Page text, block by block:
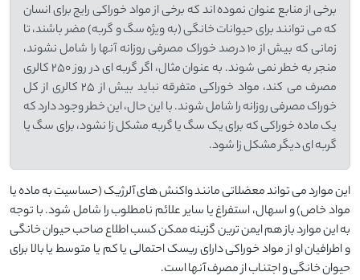
برخی از منابع عنوان نموده اند که برخی از مواد خوراکی رایج برای انسان
که می توانند برای حیوانات خانگی (به ویژه سگ و گربه) مضر باشند، تا
زمانی که بیش از 10 درصد خوراک مصرفی روزانه آنها را شامل نشوند،
منجر به خطر نمی شوند. به عنوان مثال، اگر گربه ای در روز 250 کالری
مصرف می کند، مواد خوراکی متفرقه نباید بیش از 25 کالری از کل
خوراک مصرفی روزانه را شامل شوند. با این حال، این خطر وجود دارد که
یک ماده خوراکی که برای یک سگ یا گربه مشکل زا نشود، برای سگ یا
گربه ای دیگر مشکل زا شود.
این موارد می تواند معضلاتی مانند واکنش های آلرژیک (حساسیت به ماده یا
مواد خاص) و اسهال، استفراغ یا سایر علائم نامطلوب را شامل شود. با توجه
به این موارد باز هم ایمن ترین گزینه ممکن کسب اطلاع صاحب حیوان خانگی
و اطرافیان او از مواد خوراکی دارای ریسک احتمالی یا کم یا متوسط یا بالا برای
حیوان خانگی و اجتناب از مصرف آنها است.